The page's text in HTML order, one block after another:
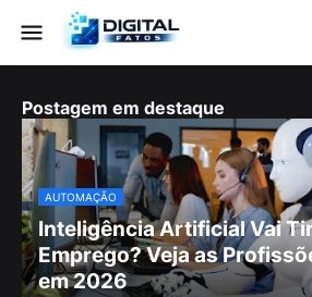
Postagem em destaque
AUTOMAÇÃO
Inteligência Artificial Vai
Emprego? Veja as
em 2026